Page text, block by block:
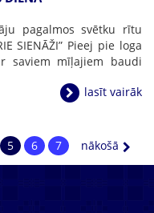
pagalmos svētku rītu
SIENĀŽI” Pieej pie loga
saviem mīļajiem baudi
lasīt vairāk
5 6 7 nākošā